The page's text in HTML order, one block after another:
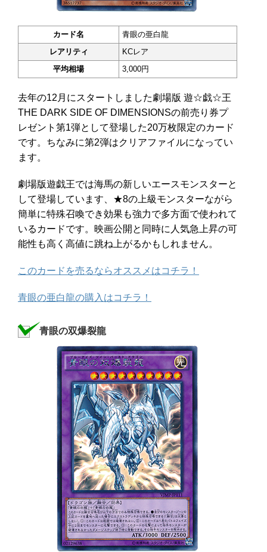
カード名
青眼の亜白龍
レアリティ
KCレア
平均相場
3,000円
去年の12月にスタートしました劇場版 遊☆戯☆王
THE DARK SIDE OF DIMENSIONSの前売り券プ
レゼント第1弾として登場した20万枚限定のカード
です。ちなみに第2弾はクリアファイルになってい
ます。
劇場版遊戯王では海馬の新しいエースモンスターと
して登場しています、★8の上級モンスターながら
簡単に特殊召喚でき効果も強力で多方面で使われて
いるカードです。映画公開と同時に人気急上昇の可
能性も高く高値に跳ね上がるかもしれません。
このカードを売るならオススメはコチラ！
青眼の亜白龍の購入はコチラ！
青眼の双爆裂龍